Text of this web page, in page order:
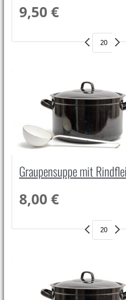
9,50 €
Graupensuppe mit
8,00 €